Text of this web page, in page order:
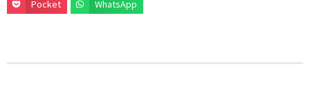
Pocket
WhatsApp